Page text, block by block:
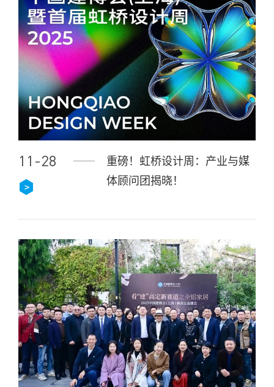
11-28
重磅！虹桥设计周：产业与媒
体顾问团揭晓！